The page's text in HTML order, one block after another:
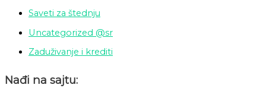
Saveti za štednju
Uncategorized @sr
Zaduživanje i krediti
Nađi na sajtu: